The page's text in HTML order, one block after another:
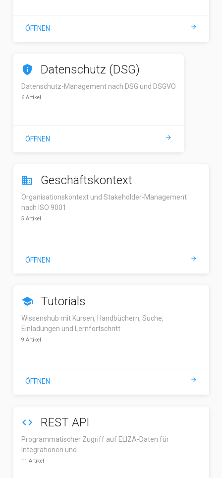
ÖFFNEN arrow_forward
privacy_tip Datenschutz (DSG)
Datenschutz-Management nach DSG und DSGVO
6 Artikel
ÖFFNEN arrow_forward
business Geschäftskontext
Organisationskontext und Stakeholder-Management
nach ISO 9001
5 Artikel
ÖFFNEN arrow_forward
school Tutorials
Wissenshub mit Kursen, Handbüchern, Suche,
Einladungen und Lernfortschritt
9 Artikel
ÖFFNEN arrow_forward
code REST API
Programmatischer Zugriff auf ELIZA-Daten für
Integrationen und …
11 Artikel